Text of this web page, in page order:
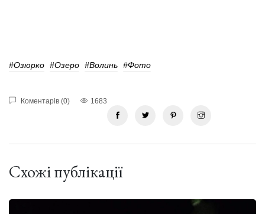
#Озюрко #озеро #волинь #фото
Коментарів (0) 1683
Схожі публікації